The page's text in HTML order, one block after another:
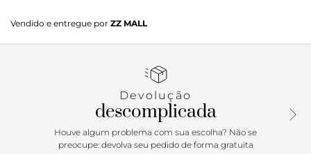
combina com diferentes estilos. Como principal detalhe, o
modelo vem em material trabalhado com listras em relevo.
Vendido e entregue por ZZ MALL
Devolução
descomplicada
Houve algum problema com sua escolha? Não se
preocupe: devolva seu pedido de forma gratuita